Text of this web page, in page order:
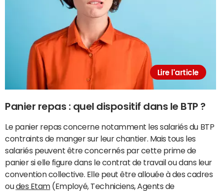
Lire l'article
Panier repas : quel dispositif dans le BTP ?
Le panier repas concerne notamment les salariés du BTP
contraints de manger sur leur chantier. Mais tous les
salariés peuvent être concernés par cette prime de
panier si elle figure dans le contrat de travail ou dans leur
convention collective. Elle peut être allouée à des cadres
oudes Etam(Employé, Techniciens, Agents de